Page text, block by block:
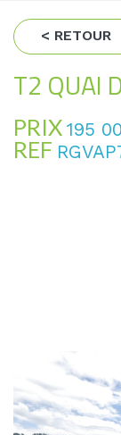
< RETOUR
T2 QUAI
PRIX 195
REF